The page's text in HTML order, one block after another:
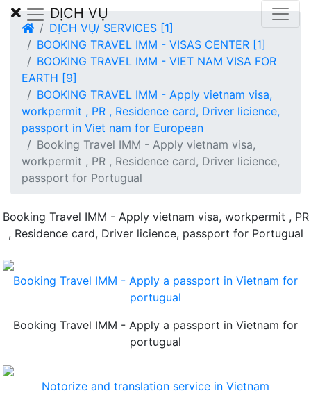
DỊCH VỤ
DỊCH VỤ/ SERVICES [1]
BOOKING TRAVEL IMM - VISAS CENTER [1]
BOOKING TRAVEL IMM - VIET NAM VISA FOR
EARTH [9]
BOOKING TRAVEL IMM - Apply vietnam visa,
workpermit , PR , Residence card, Driver licience,
passport in Viet nam for European
Booking Travel IMM - Apply vietnam visa,
workpermit , PR , Residence card, Driver licience,
passport for Portugual
Booking Travel IMM - Apply vietnam visa, workpermit , PR
, Residence card, Driver licience, passport for Portugual
Booking Travel IMM - Apply a passport in Vietnam for
portugual
Booking Travel IMM - Apply a passport in Vietnam for
portugual
Notorize and translation service in Vietnam